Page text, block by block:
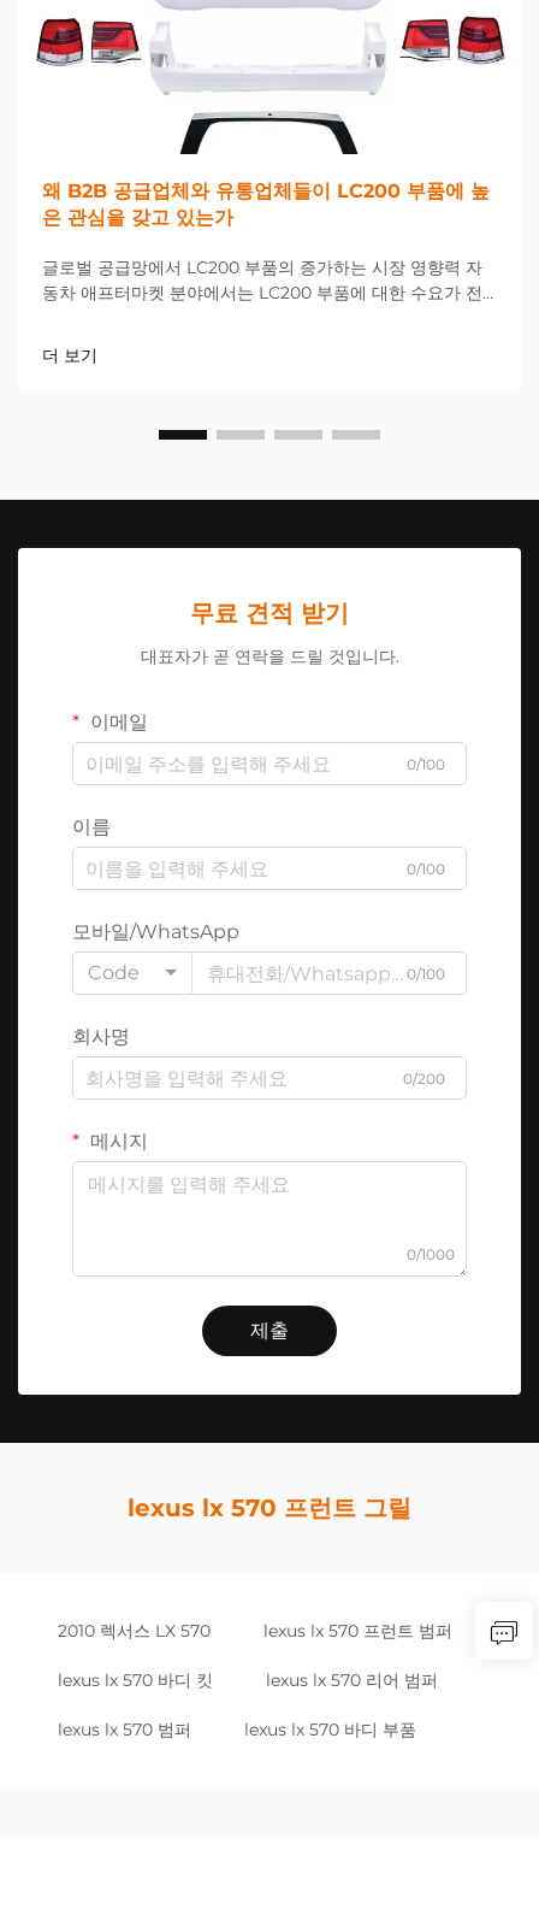
왜 B2B 공급업체와 유통업체들이 LC200 부품에 높
은 관심을 갖고 있는가
글로벌 공급망에서 LC200 부품의 증가하는 시장 영향력 자
동차 애프터마켓 분야에서는 LC200 부품에 대한 수요가 전
체들에게 새로운 기회와 과제를 제공하고 있습니다...
더 보기
무료 견적 받기
대표자가 곧 연락을 드릴 것입니다.
이메일
0/100
이름
0/100
모바일/WhatsApp
Code
0/100
회사명
0/200
메시지
0/1000
제출
lexus lx 570 프런트 그릴
2010 렉서스 LX 570 lexus lx 570 프런트 범퍼
lexus lx 570 바디 킷 lexus lx 570 리어 범퍼
lexus lx 570 범퍼 lexus lx 570 바디 부품